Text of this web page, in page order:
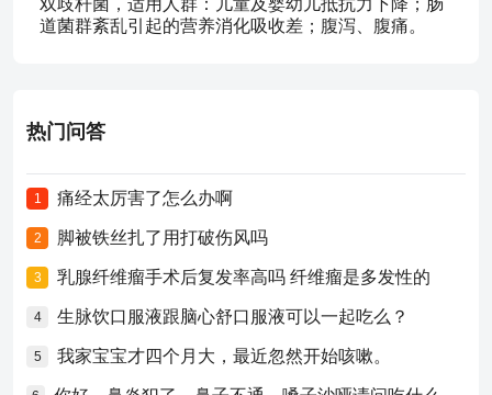
双歧杆菌，适用人群：儿童及婴幼儿抵抗力下降；肠
道菌群紊乱引起的营养消化吸收差；腹泻、腹痛。
热门问答
1 痛经太厉害了怎么办啊
2 脚被铁丝扎了用打破伤风吗
3 乳腺纤维瘤手术后复发率高吗 纤维瘤是多发性的
4 生脉饮口服液跟脑心舒口服液可以一起吃么？
5 我家宝宝才四个月大，最近忽然开始咳嗽。